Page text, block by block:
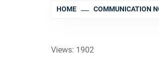
HOME COMMUNICATION
Views: 1902